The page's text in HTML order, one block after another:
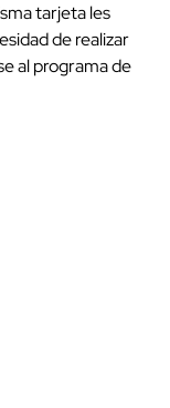
tarjeta les
de realizar
al programa de